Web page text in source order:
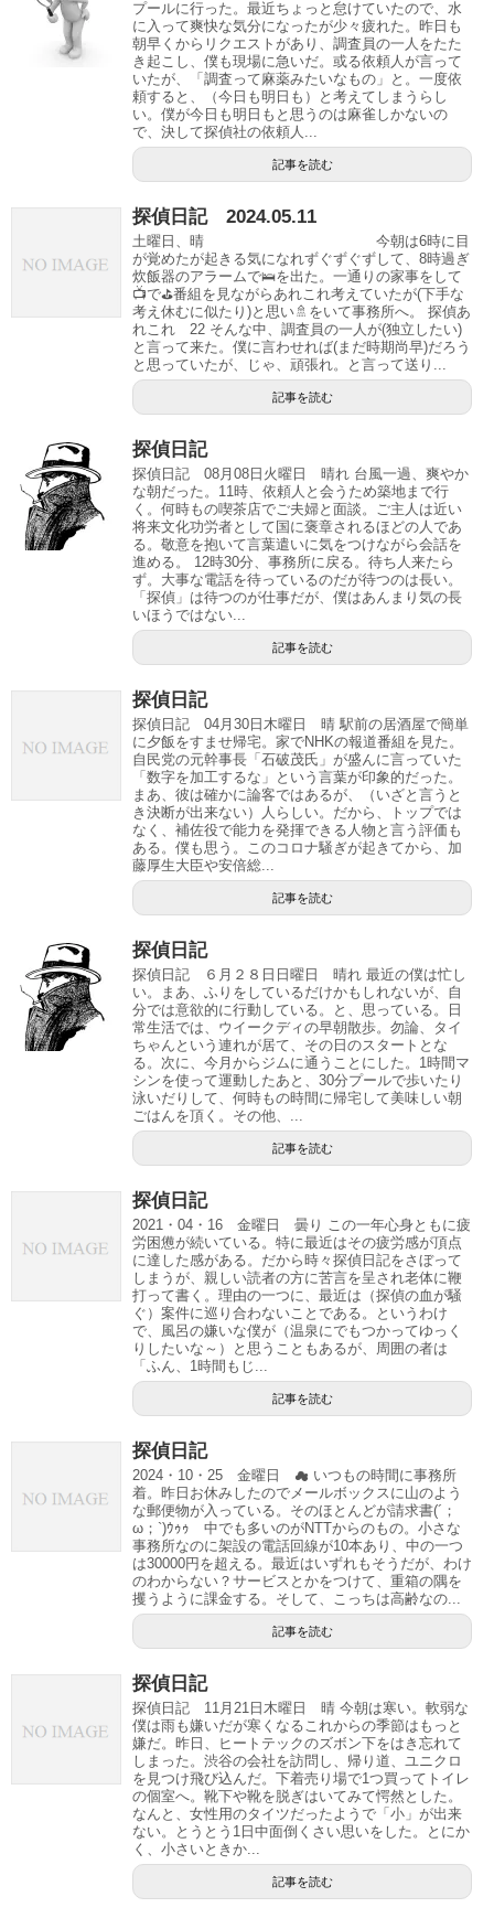
プールに行った。最近ちょっと怠けていたので、水
に入って爽快な気分になったが少々疲れた。昨日も
朝早くからリクエストがあり、調査員の一人をたた
き起こし、僕も現場に急いだ。或る依頼人が言って
いたが、「調査って麻薬みたいなもの」と。一度依
頼すると、（今日も明日も）と考えてしまうらし
い。僕が今日も明日もと思うのは麻雀しかないの
で、決して探偵社の依頼人...
記事を読む
探偵日記 2024.05.11
土曜日、晴 今朝は6時に目
が覚めたが起きる気になれずぐずぐずして、8時過ぎ
炊飯器のアラームで🛌を出た。一通りの家事をして
📺で⛳️番組を見ながらあれこれ考えていたが(下手な
考え休むに似たり)と思い🚿をいて事務所へ。 探偵あ
れこれ 22 そんな中、調査員の一人が(独立したい)
と言って来た。僕に言わせれば(まだ時期尚早)だろう
と思っていたが、じゃ、頑張れ。と言って送り...
記事を読む
探偵日記
探偵日記 08月08日火曜日 晴れ 台風一過、爽やか
な朝だった。11時、依頼人と会うため築地まで行
く。何時もの喫茶店でご夫婦と面談。ご主人は近い
将来文化功労者として国に褒章されるほどの人であ
る。敬意を抱いて言葉遣いに気をつけながら会話を
進める。 12時30分、事務所に戻る。待ち人来たら
ず。大事な電話を待っているのだが待つのは長い。
「探偵」は待つのが仕事だが、僕はあんまり気の長
いほうではない...
記事を読む
探偵日記
探偵日記 04月30日木曜日 晴 駅前の居酒屋で簡単
に夕飯をすませ帰宅。家でNHKの報道番組を見た。
自民党の元幹事長「石破茂氏」が盛んに言っていた
「数字を加工するな」という言葉が印象的だった。
まあ、彼は確かに論客ではあるが、（いざと言うと
き決断が出来ない）人らしい。だから、トップでは
なく、補佐役で能力を発揮できる人物と言う評価も
ある。僕も思う。このコロナ騒ぎが起きてから、加
藤厚生大臣や安倍総...
記事を読む
探偵日記
探偵日記 ６月２８日日曜日 晴れ 最近の僕は忙し
い。まあ、ふりをしているだけかもしれないが、自
分では意欲的に行動している。と、思っている。日
常生活では、ウイークディの早朝散歩。勿論、タイ
ちゃんという連れが居て、その日のスタートとな
る。次に、今月からジムに通うことにした。1時間マ
シンを使って運動したあと、30分プールで歩いたり
泳いだりして、何時もの時間に帰宅して美味しい朝
ごはんを頂く。その他、...
記事を読む
探偵日記
2021・04・16 金曜日 曇り この一年心身ともに疲
労困憊が続いている。特に最近はその疲労感が頂点
に達した感がある。だから時々探偵日記をさぼって
しまうが、親しい読者の方に苦言を呈され老体に鞭
打って書く。理由の一つに、最近は（探偵の血が騒
ぐ）案件に巡り合わないことである。というわけ
で、風呂の嫌いな僕が（温泉にでもつかってゆっく
りしたいな～）と思うこともあるが、周囲の者は
「ふん、1時間もじ...
記事を読む
探偵日記
2024・10・25 金曜日 ☁ いつもの時間に事務所
着。昨日お休みしたのでメールボックスに山のよう
な郵便物が入っている。そのほとんどが請求書(´；
ω；`)ｳｩｩ 中でも多いのがNTTからのもの。小さな
事務所なのに架設の電話回線が10本あり、中の一つ
は30000円を超える。最近はいずれもそうだが、わけ
のわからない？サービスとかをつけて、重箱の隅を
攫うように課金する。そして、こっちは高齢なの...
記事を読む
探偵日記
探偵日記 11月21日木曜日 晴 今朝は寒い。軟弱な
僕は雨も嫌いだが寒くなるこれからの季節はもっと
嫌だ。昨日、ヒートテックのズボン下をはき忘れて
しまった。渋谷の会社を訪問し、帰り道、ユニクロ
を見つけ飛び込んだ。下着売り場で1つ買ってトイレ
の個室へ。靴下や靴を脱ぎはいてみて愕然とした。
なんと、女性用のタイツだったようで「小」が出来
ない。とうとう1日中面倒くさい思いをした。とにか
く、小さいときか...
記事を読む